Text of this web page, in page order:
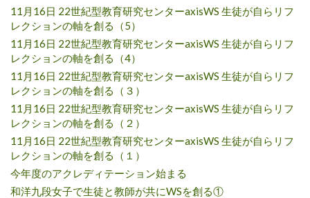
11月16日 22世紀型教育研究センターaxisWS 生徒が自らリフ
レクションの軸を創る（5）
11月16日 22世紀型教育研究センターaxisWS 生徒が自らリフ
レクションの軸を創る（4）
11月16日 22世紀型教育研究センターaxisWS 生徒が自らリフ
レクションの軸を創る（３）
11月16日 22世紀型教育研究センターaxisWS 生徒が自らリフ
レクションの軸を創る（２）
11月16日 22世紀型教育研究センターaxisWS 生徒が自らリフ
レクションの軸を創る（１）
今年度のアクレディテーション始まる
和洋九段女子で生徒と教師が共にWSを創る①